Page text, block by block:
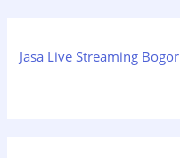
Jasa Live Streaming Bogor